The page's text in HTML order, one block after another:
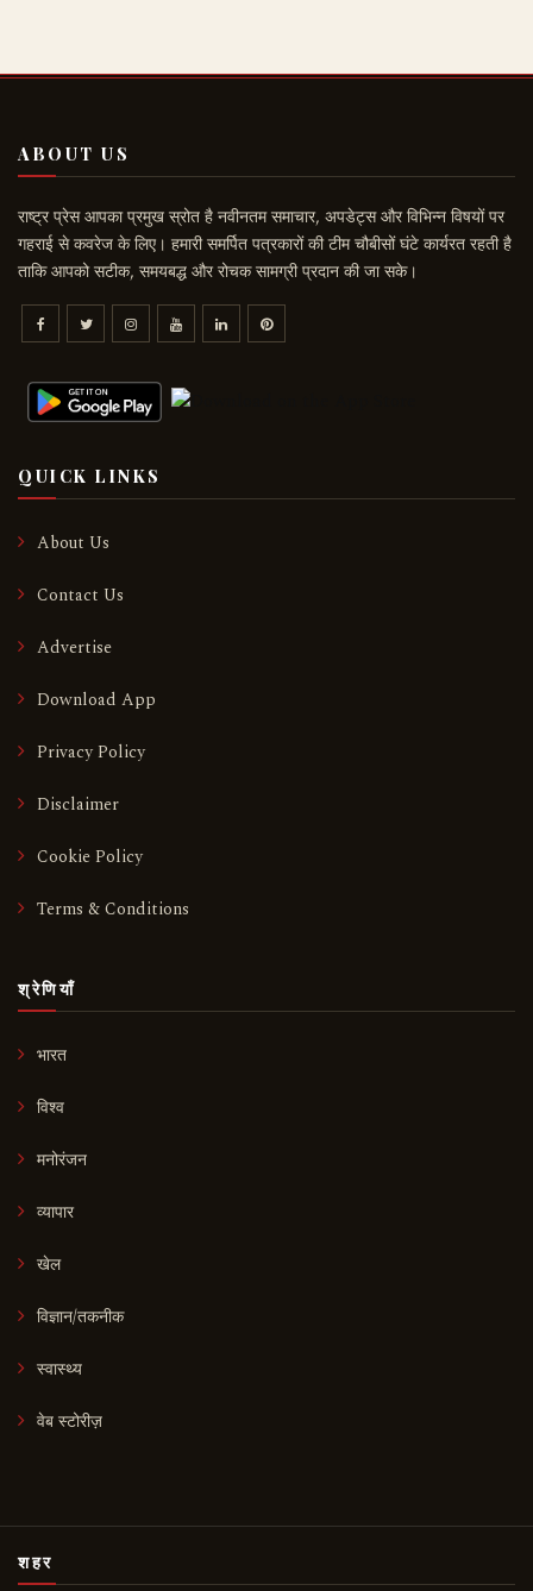
ABOUT US
राष्ट्र प्रेस आपका प्रमुख स्रोत है नवीनतम समाचार, अपडेट्स और विभिन्न विषयों पर
गहराई से कवरेज के लिए। हमारी समर्पित पत्रकारों की टीम चौबीसों घंटे कार्यरत रहती है
ताकि आपको सटीक, समयबद्ध और रोचक सामग्री प्रदान की जा सके।
QUICK LINKS
About Us
Contact Us
Advertise
Download App
Privacy Policy
Disclaimer
Cookie Policy
Terms & Conditions
श्रेणियाँ
भारत
विश्व
मनोरंजन
व्यापार
खेल
विज्ञान/तकनीक
स्वास्थ्य
वेब स्टोरीज़
शहर